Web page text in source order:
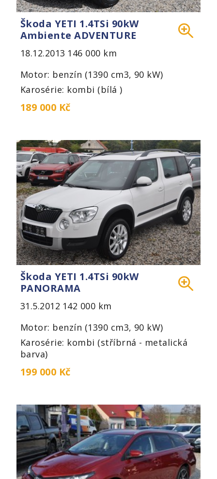
Škoda YETI 1.4TSi 90kW
Ambiente ADVENTURE
18.12.2013 146 000 km
Motor: benzín (1390 cm3, 90 kW)
Karosérie: kombi (bílá )
189 000 Kč
Škoda YETI 1.4TSi 90kW
PANORAMA
31.5.2012 142 000 km
Motor: benzín (1390 cm3, 90 kW)
Karosérie: kombi (stříbrná - metalická
barva)
199 000 Kč